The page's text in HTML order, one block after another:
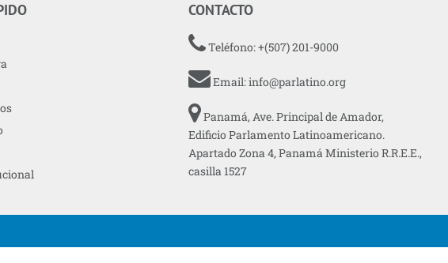
CONTACTO
Teléfono: +(507) 201-9000
Email:info@parlatino.org
Panamá, Ave. Principal de Amador,
Edificio Parlamento Latinoamericano.
Apartado Zona 4, Panamá Ministerio R.R.E.E.,
casilla 1527